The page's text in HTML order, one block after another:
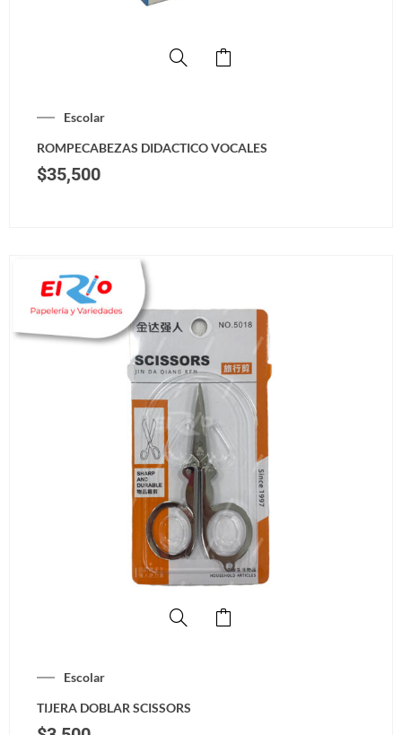
Escolar
ROMPECABEZAS DIDACTICO VOCALES
$35,500
Escolar
TIJERA DOBLAR SCISSORS